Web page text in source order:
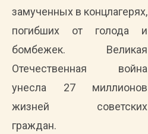
замученных в концлагерях,
погибших от голода и
бомбежек. Великая
Отечественная война
унесла 27 миллионов
жизней советских
граждан.